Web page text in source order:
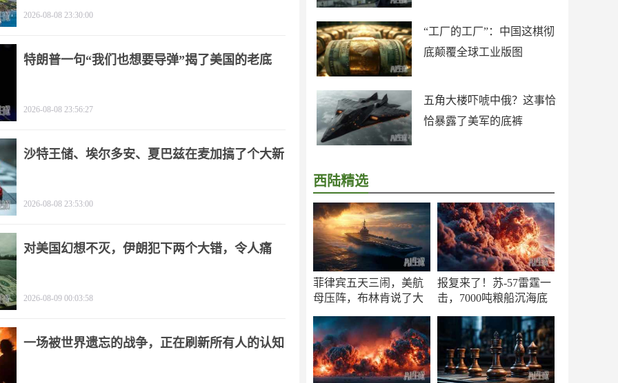
“工厂的工厂”：中国这棋彻
底颠覆全球工业版图
五角大楼吓唬中俄？这事恰
恰暴露了美军的底裤
西陆精选
菲律宾五天三闹，美航
母压阵，布林肯说了大
报复来了！苏-57雷霆一
击，7000吨粮船沉海底
2026-08-08 23:30:00
特朗普一句“我们也想要导弹”揭了美国的老底
2026-08-08 23:56:27
沙特王储、埃尔多安、夏巴兹在麦加搞了个大新
2026-08-08 23:53:00
对美国幻想不灭，伊朗犯下两个大错，令人痛
2026-08-09 00:03:58
一场被世界遗忘的战争，正在刷新所有人的认知